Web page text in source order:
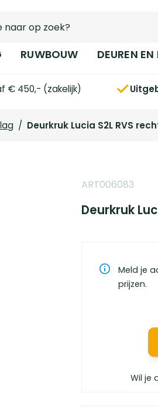
RUWBOUW DEUREN
€ 450,- (zakelijk)
/ Deurkruk Lucia S2L RVS
ART006083
Deurkruk
Meld je
prijzen.
Wil je